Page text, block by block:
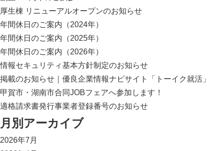
厚生棟 リニューアルオープンのお知らせ
年間休日のご案内（2024年）
年間休日のご案内（2025年）
年間休日のご案内（2026年）
情報セキュリティ基本方針制定のお知らせ
掲載のお知らせ｜優良企業情報ナビサイト「トーイク就活」
甲賀市・湖南市合同JOBフェアへ参加します！
適格請求書発行事業者登録番号のお知らせ
月別アーカイブ
2026年7月